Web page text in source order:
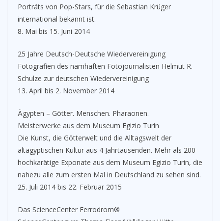
Porträts von Pop-Stars, für die Sebastian Krüger
international bekannt ist.
8. Mai bis 15. Juni 2014
25 Jahre Deutsch-Deutsche Wiedervereinigung
Fotografien des namhaften Fotojournalisten Helmut R.
Schulze zur deutschen Wiedervereinigung
13. April bis 2. November 2014
Ägypten – Götter. Menschen. Pharaonen.
Meisterwerke aus dem Museum Egizio Turin
Die Kunst, die Götterwelt und die Alltagswelt der
altägyptischen Kultur aus 4 Jahrtausenden. Mehr als 200
hochkarätige Exponate aus dem Museum Egizio Turin, die
nahezu alle zum ersten Mal in Deutschland zu sehen sind.
25. Juli 2014 bis 22. Februar 2015
Das ScienceCenter Ferrodrom®